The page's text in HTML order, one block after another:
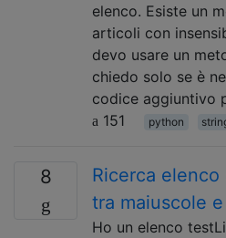
elenco. Esiste un
articoli con
devo usare un
chiedo solo se è
codice aggiuntivo
151
python
8
Ricerca
tra maiuscole
Ho un elenco